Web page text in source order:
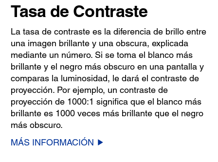
Tasa de Contraste
La tasa de contraste es la diferencia de brillo entre
una imagen brillante y una obscura, explicada
mediante un número. Si se toma el blanco más
brillante y el negro más obscuro en una pantalla y
comparas la luminosidad, le dará el contraste de
proyección. Por ejemplo, un contraste de
proyección de 1000:1 significa que el blanco más
brillante es 1000 veces más brillante que el negro
más obscuro.
MÁS INFORMACIÓN